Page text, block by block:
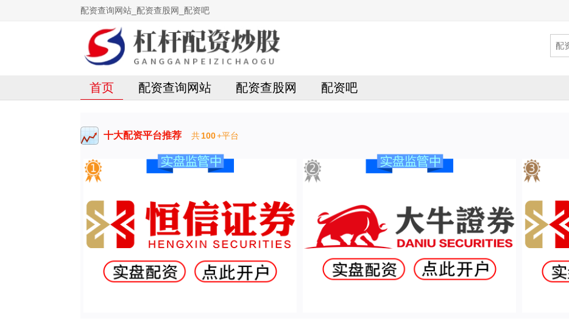
配资查询网站_配资查股网_配资吧
首页 配资查询网站 配资查股网 配资吧
十大配资平台推荐 共100+平台